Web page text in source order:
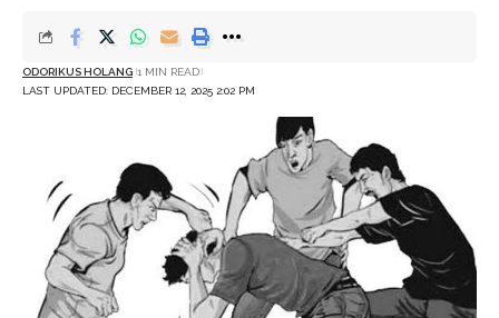
LAST UPDATED: DECEMBER 12, 2025 2:02 PM
ODORIKUS HOLANG 1 MIN READ